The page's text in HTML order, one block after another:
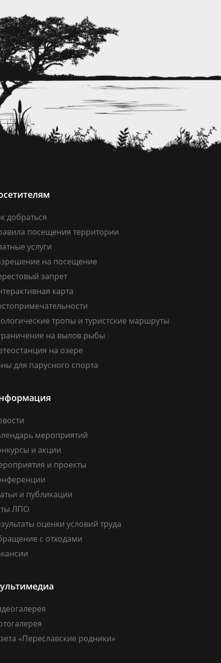
добраться
посещения территории
услуги
на посещение
запрет
карта
тропы и туристские маршруты
на вылов рыбы
на озере
для парусного спорта
мероприятий
и акции
и проекты
и публикации
ЛПО
оценки условий труда
с отходами
«Переславские родники»